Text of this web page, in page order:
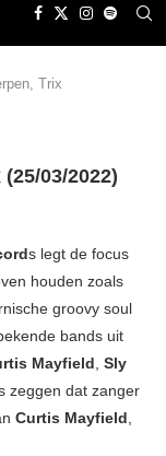
Trix
03/2022)
s legt de focus
houden zoals
groovy soul
bands uit
Mayfield, Sly
zeggen dat zanger
Curtis Mayfield,